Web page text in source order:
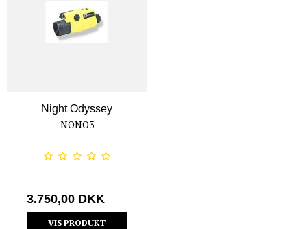
Night Odyssey
NONO3
3.750,00 DKK
VIS PRODUKT